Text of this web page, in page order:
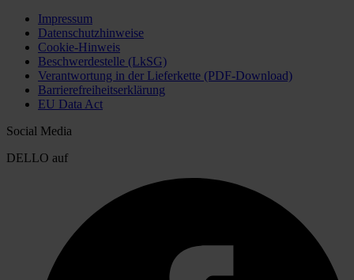
Impressum
Datenschutzhinweise
Cookie-Hinweis
Beschwerdestelle (LkSG)
Verantwortung in der Lieferkette (PDF-Download)
Barrierefreiheitserklärung
EU Data Act
Social Media
DELLO auf